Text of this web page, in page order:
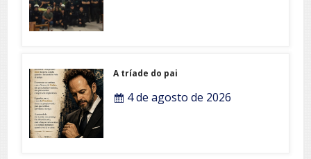
A tríade do pai
4 de agosto de 2026